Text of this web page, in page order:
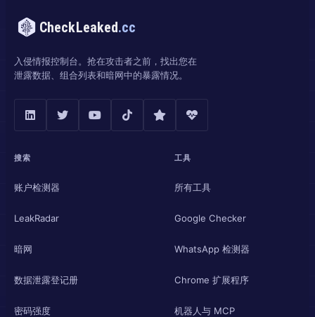
CheckLeaked.cc
入侵情报控制台。抢在攻击者之前，找出您在
泄露数据、组合列表和暗网中的暴露情况。
搜索
账户检测器
LeakRadar
暗网
数据泄露登记册
密码强度
工具
所有工具
Google Checker
WhatsApp 检测器
Chrome 扩展程序
机器人与 MCP